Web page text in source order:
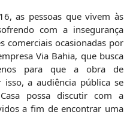
as pessoas que vivem às
com a insegurança
comerciais ocasionadas por
Via Bahia, que busca
para que a obra de
isso, a audiência pública se
possa discutir com a
a fim de encontrar uma